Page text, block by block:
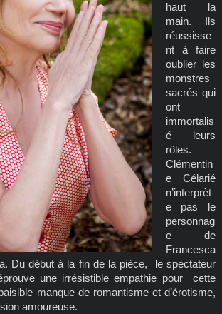
haut la
main. Ils
réussisse
nt à faire
oublier les
monstres
sacrés qui
ont
immortalis
é leurs
rôles.
Clémentin
e Célarié
n’interprèt
e pas le
personnag
e de
Francesca
Du début à la fin de la pièce, le spectateur
une irrésistible empathie pour cette
manque de romantisme et d’érotisme,
amoureuse.